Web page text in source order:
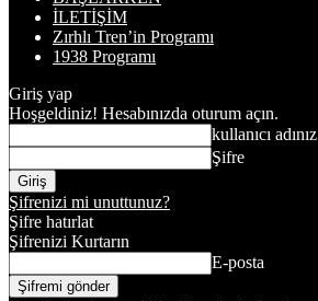
İLETİŞİM
Zırhlı Tren’in Programı
1938 Programı
Giriş yap
Hoşgeldiniz! Hesabınızda oturum açın.
kullanıcı adınız
Şifre
Şifrenizi mi unuttunuz?
Şifre hatırlat
Şifrenizi Kurtarın
E-posta